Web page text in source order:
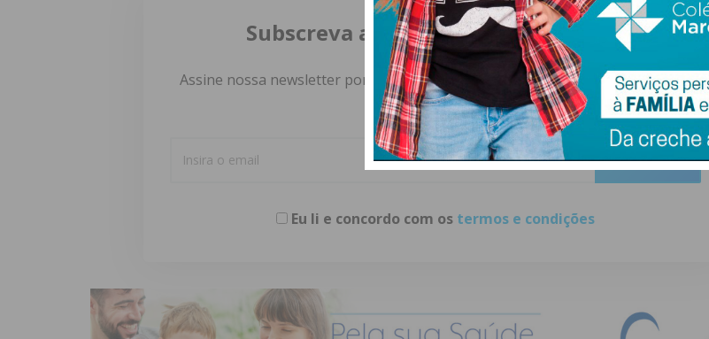
Subscreva a newsletter do Imediato
Assine nossa newsletter por e-mail e obtenha de forma regular a informação
atualizada.
Eu li e concordo com os termos e condições